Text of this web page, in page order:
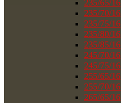
235/65/16
235/70/16
235/75/16
235/80/16
235/85/16
245/70/16
245/75/16
255/65/16
255/70/16
265/65/16